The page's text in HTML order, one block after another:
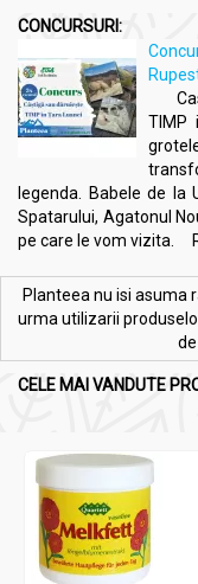
Produsul nu conține
Produsul este 100%
și vegani.
Produs 100% romanesc
Acțiuni
Beneficii
Reduce
moderată;
Susține
Favorizează
Ajută la
panică;
Susține
Indicații:
CONCURSURI:
TIMP
legenda. Babele de la
Spatarului, Agatonul
pe care le vom vizita.
Planteea nu isi asuma
urma utilizarii
CELE MAI VANDUTE